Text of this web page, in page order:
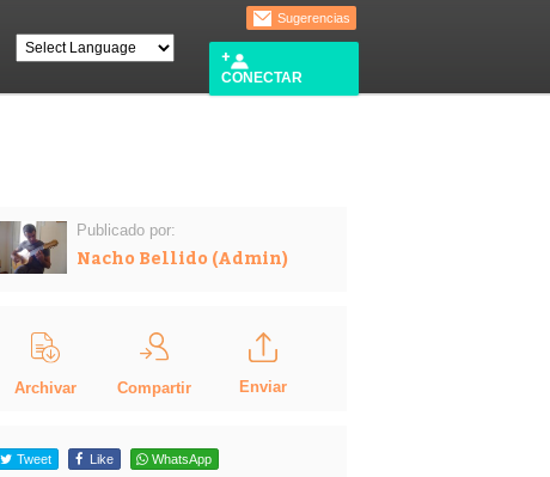
Sugerencias
CONECTAR
Publicado por:
Nacho Bellido (Admin)
Archivar Compartir Enviar
Tweet Like WhatsApp